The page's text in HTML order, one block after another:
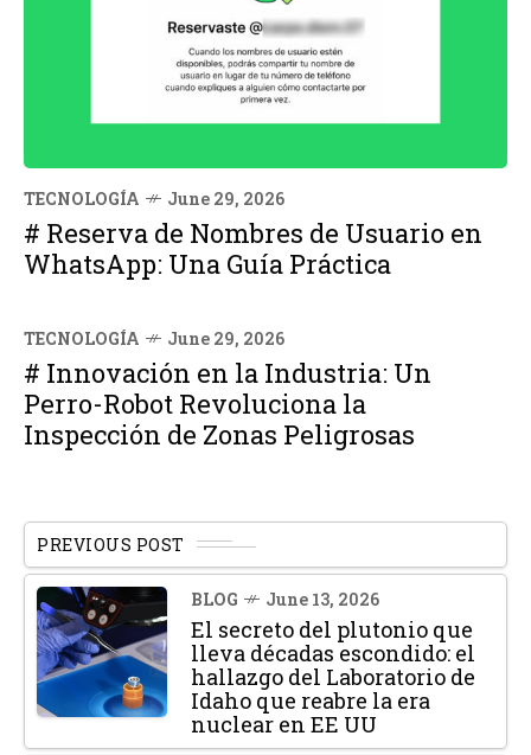
TECNOLOGÍA June 29, 2026
# Reserva de Nombres de Usuario en
WhatsApp: Una Guía Práctica
TECNOLOGÍA June 29, 2026
# Innovación en la Industria: Un
Perro-Robot Revoluciona la
Inspección de Zonas Peligrosas
PREVIOUS POST
BLOG June 13, 2026
El secreto del plutonio que
lleva décadas escondido: el
hallazgo del Laboratorio de
Idaho que reabre la era
nuclear en EE UU